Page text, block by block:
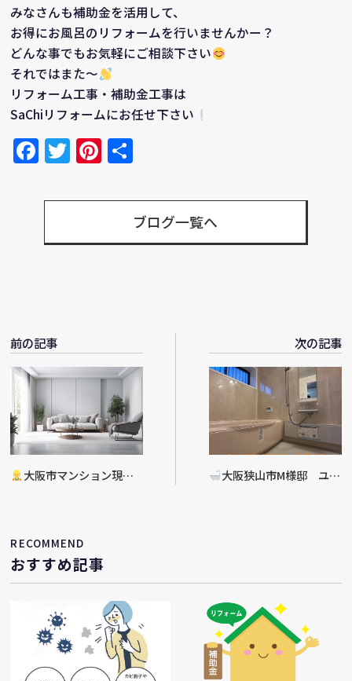
みなさんも補助金を活用して、
お得にお風呂のリフォームを行いませんかー？
どんな事でもお気軽にご相談下さい
それではまた～
リフォーム工事・補助金工事は
SaChiリフォームにお任せ下さい
Facebook
TwitterPinterest
ブログ一覧へ
前の記事
大阪市マンション現
次の記事
大阪狭山市M様邸 ユニ
RECOMMEND
おすすめ記事